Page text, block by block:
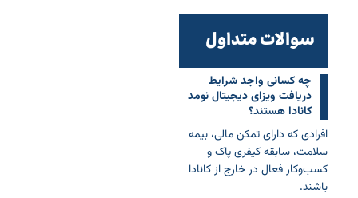
سوالات متداول
چه کسانی واجد شرایط
دریافت ویزای دیجیتال نومد
کانادا هستند؟
افرادی که دارای تمکن مالی، بیمه
سلامت، سابقه کیفری پاک و
کسب‌وکار فعال در خارج از کانادا
باشند.